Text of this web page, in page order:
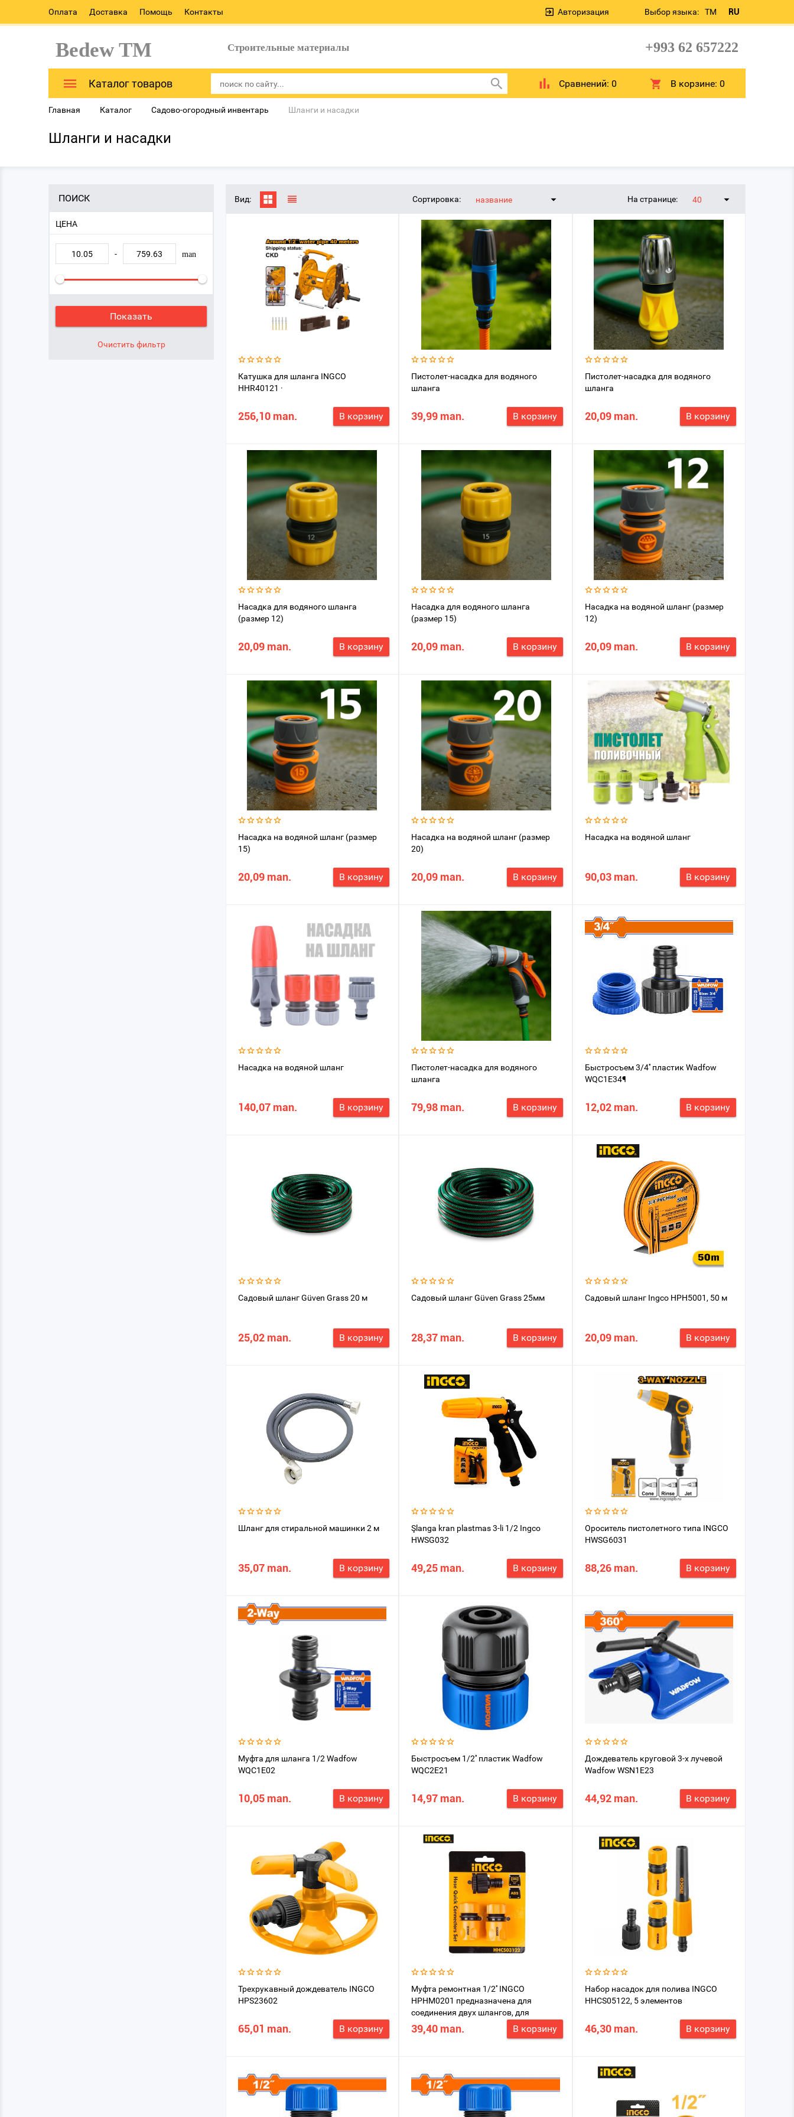
Оплата Доставка Помощь Контакты Выбор языка: TM RU
Авторизация
Bedew TM Строительные материалы +993 62 657222
Каталог товаров Сравнений: 0 В корзине:0
Главная Каталог Садово-огородный инвентарь Шланги и насадки
Шланги и насадки
ПОИСК
ЦЕНА
-
Вид: Сортировка: название На странице: 40
Катушка для шланга INGCO
HHR40121 ·
256,10 man. В корзину
Пистолет-насадка для водяного
шланга
39,99 man. В корзину
Пистолет-насадка для водяного
шланга
20,09 man. В корзину
Насадка для водяного шланга
(размер 12)
20,09 man. В корзину
Насадка для водяного шланга
(размер 15)
20,09 man. В корзину
Насадка на водяной шланг (размер
12)
20,09 man. В корзину
Насадка на водяной шланг (размер
15)
20,09 man. В корзину
Насадка на водяной шланг (размер
20)
20,09 man. В корзину
Насадка на водяной шланг
90,03 man. В корзину
Насадка на водяной шланг
140,07 man. В корзину
Пистолет-насадка для водяного
шланга
79,98 man. В корзину
Быстросъем 3/4'' пластик Wadfow
WQC1E34¶
12,02 man. В корзину
Садовый шланг Güven Grass 20 м
25,02 man. В корзину
Садовый шланг Güven Grass 25мм
28,37 man. В корзину
Садовый шланг Ingco HPH5001, 50 м
20,09 man. В корзину
Шланг для стиральной машинки 2 м
35,07 man. В корзину
Şlanga kran plastmas 3-li 1/2 Ingco
HWSG032
49,25 man. В корзину
Ороситель пистолетного типа INGCO
HWSG6031
88,26 man. В корзину
Муфта для шланга 1/2 Wadfow
WQC1E02
10,05 man. В корзину
Быстросъем 1/2'' пластик Wadfow
WQC2E21
14,97 man. В корзину
Дождеватель круговой 3-х лучевой
Wadfow WSN1E23
44,92 man. В корзину
Трехрукавный дождеватель INGCO
HPS23602
65,01 man. В корзину
Муфта ремонтная 1/2'' INGCO
HPHM0201 предназначена для
соединения двух шлангов, для
увеличения длины шланга или его
ремонта.
39,40 man. В корзину
Набор насадок для полива INGCO
HHCS05122, 5 элементов
46,30 man. В корзину